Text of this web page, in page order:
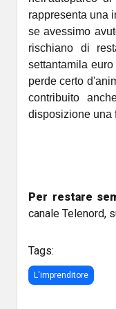
rappresenta una
se avessimo
rischiano di
settantamila
perde certo
contribuito
disposizione una
Per restare
canale Telenord,
Tags:
L'imprenditore